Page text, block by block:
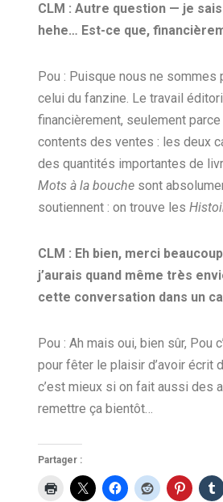
CLM : Autre question — je
hehe… Est-ce que,
Pou : Puisque nous ne
celui du fanzine. Le travail
financièrement, seulement
contents des ventes : les deux
des quantités importantes de
Mots à la bouche sont
soutiennent : on trouve les
CLM : Eh bien, merci
j’aurais quand même très
cette conversation dans un
Pou : Ah mais oui, bien sûr,
pour fêter le plaisir d’avoir écrit
c’est mieux si on fait aussi des
remettre ça bientôt…
Partager :